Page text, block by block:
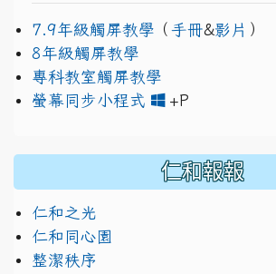
7.9年級觸屏教學 （ 手冊&影片 ）
8年級觸屏教學
專科教室觸屏教學
螢幕同步小程式
+P
仁和報報
仁和之光
仁和同心園
整潔秩序